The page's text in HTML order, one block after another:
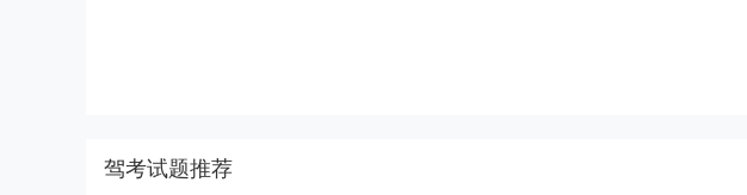
驾考试题推荐